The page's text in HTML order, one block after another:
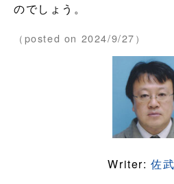
のでしょう。
（posted on 2024/9/27）
Writer:佐